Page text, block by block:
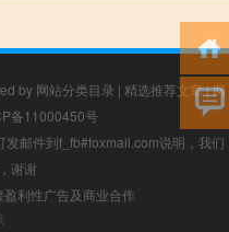
by 网站分类目录 | 精选推荐文章|网
备11000450号
邮件到f_fb#foxmail.com说明，我们
谢谢
利性广告及商业合作